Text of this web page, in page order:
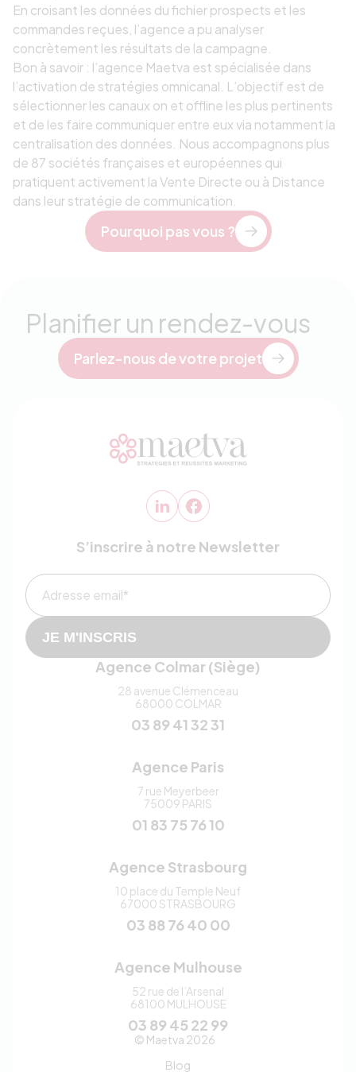
En croisant les données du fichier prospects et les
commandes reçues, l’agence a pu analyser
concrètement les résultats de la campagne.
Bon à savoir : l’agence Maetva est spécialisée dans
l’activation de stratégies omnicanal. L’objectif est de
sélectionner les canaux on et offline les plus pertinents
et de les faire communiquer entre eux via notamment la
centralisation des données. Nous accompagnons plus
de 87 sociétés françaises et européennes qui
pratiquent activement la Vente Directe ou à Distance
dans leur stratégie de communication.
Pourquoi pas vous ?
Planifier un rendez-vous
Parlez-nous de votre projet
S’inscrire à notre Newsletter
Adresse email*
JE M'INSCRIS
Agence Colmar (Siège)
28 avenue Clémenceau
68000 COLMAR
03 89 41 32 31
Agence Paris
7 rue Meyerbeer
75009 PARIS
01 83 75 76 10
Agence Strasbourg
10 place du Temple Neuf
67000 STRASBOURG
03 88 76 40 00
Agence Mulhouse
52 rue de l’Arsenal
68100 MULHOUSE
03 89 45 22 99
© Maetva 2026
Blog